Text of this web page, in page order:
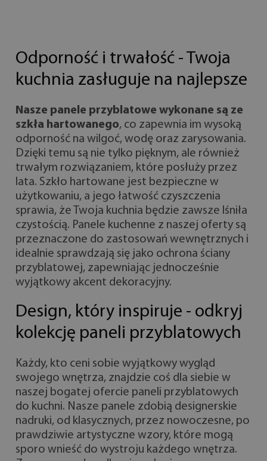
Odporność i trwałość - Twoja
kuchnia zasługuje na najlepsze
Nasze panele przyblatowe wykonane są ze
szkła hartowanego, co zapewnia im wysoką
odporność na wilgoć, wodę oraz zarysowania.
Dzięki temu są nie tylko pięknym, ale również
trwałym rozwiązaniem, które posłuży przez
lata. Szkło hartowane jest bezpieczne w
użytkowaniu, a jego łatwość czyszczenia
sprawia, że Twoja kuchnia będzie zawsze lśniła
czystością. Panele kuchenne z naszej oferty są
przeznaczone do zastosowań wewnętrznych i
idealnie sprawdzają się jako ochrona ściany
przyblatowej, zapewniając jednocześnie
wyjątkowy akcent dekoracyjny.
Design, który inspiruje - odkryj
kolekcję paneli przyblatowych
Każdy, kto ceni sobie wyjątkowy wygląd
swojego wnętrza, znajdzie coś dla siebie w
naszej bogatej ofercie paneli przyblatowych
do kuchni. Nasze panele zdobią designerskie
nadruki, od klasycznych, przez nowoczesne, po
prawdziwie artystyczne wzory, które mogą
sporo wnieść do wystroju każdego wnętrza.